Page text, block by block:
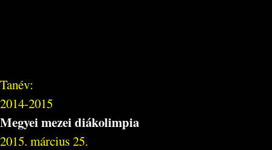
Tanév:
2014-2015
Megyei mezei diákolimpia
2015. március 25.